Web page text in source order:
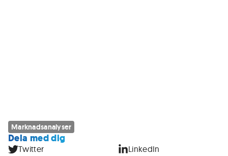
Marknadsanalyser
Dela med dig
Twitter LinkedIn